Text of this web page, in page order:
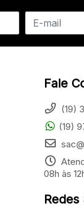
Fale
(19)
(19)
08h às
Redes